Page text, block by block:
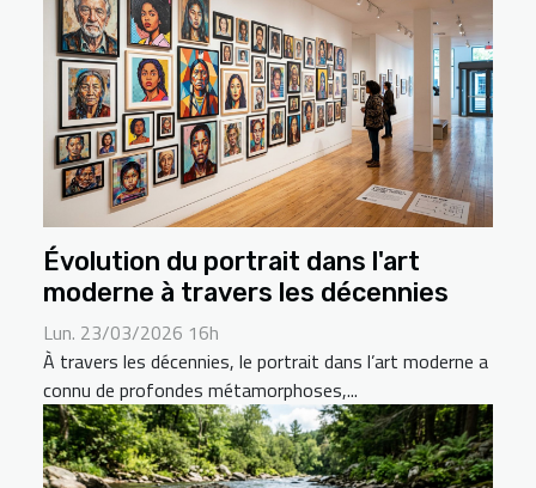
Évolution du portrait dans l'art
moderne à travers les décennies
Lun. 23/03/2026 16h
À travers les décennies, le portrait dans l’art moderne a
connu de profondes métamorphoses,...